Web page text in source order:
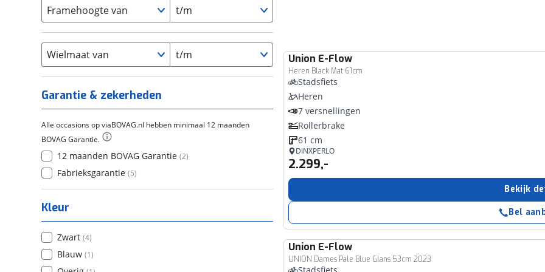
Cortina (0)
Flyer (0)
Overig ( 0)
15-20 (0)
21+
Chroom-molybdeen (0)
Scandium
Staal (0 )
Tica
Framehoogte van t/m
Wielmaat van t/m
Garantie & zekerheden
Alle occasions op viaBOVAG.nl hebben minimaal 12 maanden
BOVAG Garantie.
12 maanden BOVAG Garantie (2)
Fabrieksgarantie (5)
Kleur
Zwart (4)
Blauw (1)
Union E-Flow
Heren Black Mat 61cm
Stadsfiets
Heren
7 versnellingen
Rollerbrake
61 cm
DINXPERLO
2.299,-
Bekijk
Bel
Union E-Flow
UNION Dames Pale Blue Glans 53cm 2023